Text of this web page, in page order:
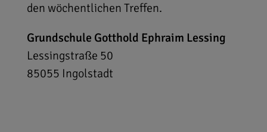
den wöchentlichen Treffen.
Grundschule Gotthold Ephraim Lessing
Lessingstraße 50
85055 Ingolstadt